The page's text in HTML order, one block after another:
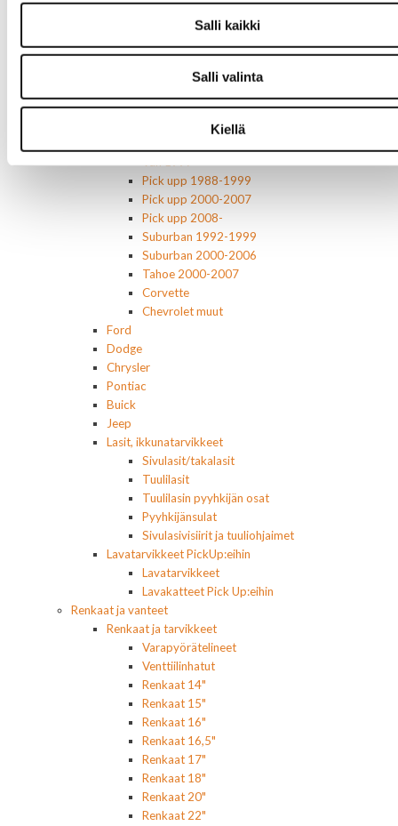
Salli kaikki
Salli valinta
Kiellä
Omistajan käsikirjat
Muu autokirjallisuus
Mustang korinosat
Pick upp 1988-1999
Pick upp 2000-2007
Pick upp 2008-
Suburban 1992-1999
Suburban 2000-2006
Tahoe 2000-2007
Corvette
Chevrolet muut
Ford
Dodge
Chrysler
Pontiac
Buick
Jeep
Lasit, ikkunatarvikkeet
Sivulasit/takalasit
Tuulilasit
Tuulilasin pyyhkijän osat
Pyyhkijänsulat
Sivulasivisiirit ja tuuliohjaimet
Lavatarvikkeet PickUp:eihin
Lavatarvikkeet
Lavakatteet Pick Up:eihin
Renkaat ja vanteet
Renkaat ja tarvikkeet
Varapyörätelineet
Venttiilinhatut
Renkaat 14"
Renkaat 15"
Renkaat 16"
Renkaat 16,5"
Renkaat 17"
Renkaat 18"
Renkaat 20"
Renkaat 22"